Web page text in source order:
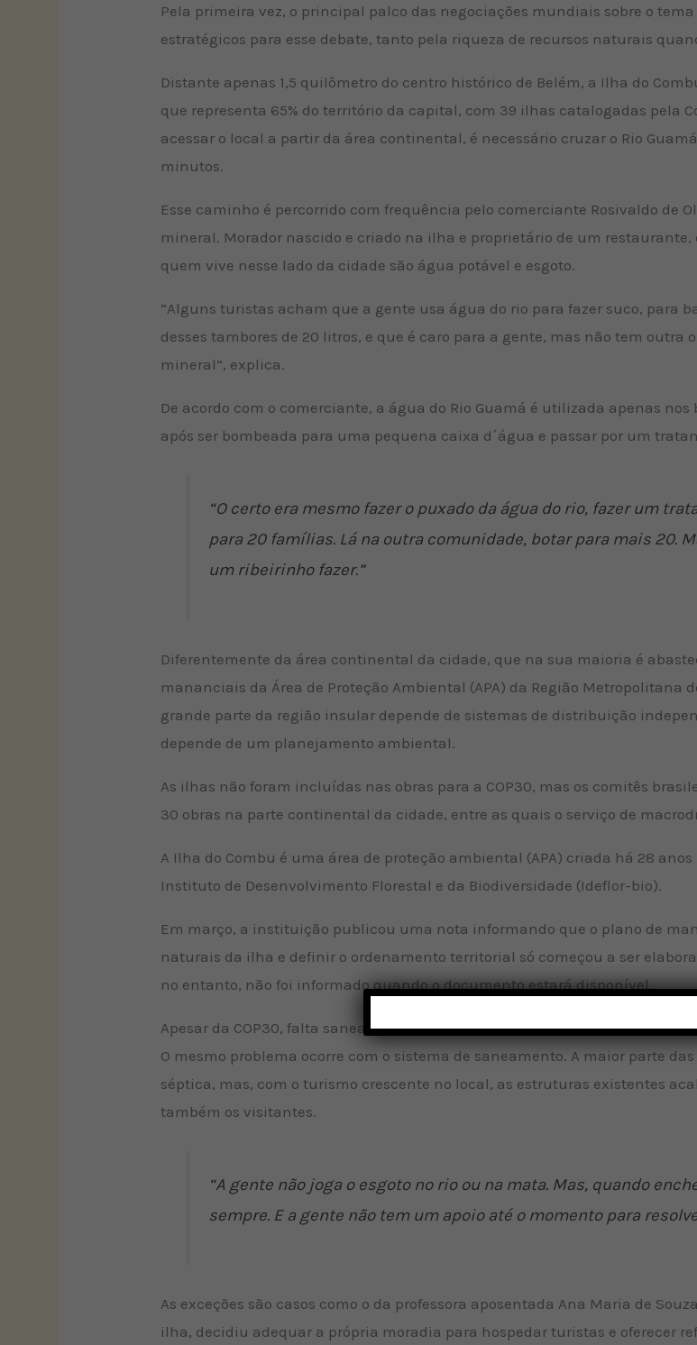
Pela primeira vez, o principal palco das negociações mundiais sobre o
estratégicos para esse debate, tanto pela riqueza de recursos naturais
Distante apenas 1,5 quilômetro do centro histórico de Belém, a Ilha do
que representa 65% do território da capital, com 39 ilhas catalogadas pela
acessar o local a partir da área continental, é necessário cruzar o Rio
minutos.
Esse caminho é percorrido com frequência pelo comerciante Rosivaldo de
mineral. Morador nascido e criado na ilha e proprietário de um restaurante,
quem vive nesse lado da cidade são água potável e esgoto.
“Alguns turistas acham que a gente usa água do rio para fazer suco, para
desses tambores de 20 litros, e que é caro para a gente, mas não tem outra
mineral”, explica.
De acordo com o comerciante, a água do Rio Guamá é utilizada apenas
após ser bombeada para uma pequena caixa d´água e passar por um
“O certo era mesmo fazer o puxado da água do rio, fazer um
para 20 famílias. Lá na outra comunidade, botar para mais 20.
um ribeirinho fazer.”
Diferentemente da área continental da cidade, que na sua maioria é
mananciais da Área de Proteção Ambiental (APA) da Região Metropolitana
grande parte da região insular depende de sistemas de distribuição
depende de um planejamento ambiental.
As ilhas não foram incluídas nas obras para a COP30, mas os comitês
30 obras na parte continental da cidade, entre as quais o serviço de
A Ilha do Combu é uma área de proteção ambiental (APA) criada há 28
Instituto de Desenvolvimento Florestal e da Biodiversidade (Ideflor-bio).
Em março, a instituição publicou uma nota informando que o plano de
naturais da ilha e definir o ordenamento territorial só começou a ser
no entanto, não foi informado quando o documento estará disponível.
Apesar da COP30, falta saneamento
O mesmo problema ocorre com o sistema de saneamento. A maior parte
séptica, mas, com o turismo crescente no local, as estruturas existentes
também os visitantes.
“A gente não joga o esgoto no rio ou na mata. Mas, quando
sempre. E a gente não tem um apoio até o momento para
As exceções são casos como o da professora aposentada Ana Maria de
ilha, decidiu adequar a própria moradia para hospedar turistas e oferecer